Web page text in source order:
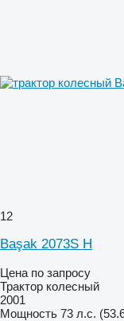
12
Başak 2073S H
Цена по запросу
Трактор колесный
2001
Мощность 73 л.с.